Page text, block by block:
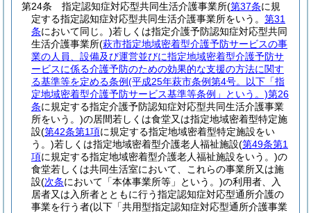
第24条
指定認知症対応型共同生活介護事業所(第37条に規
定する指定認知症対応型共同生活介護事業所をいう。 第31
条において同じ。)若しくは指定介護予防認知症対応型共同
生活介護事業所(萩市指定地域密着型介護予防サービスの事
業の人員、設備及び運営並びに指定地域密着型介護予防サ
ービスに係る介護予防のための効果的な支援の方法に関す
る基準等を定める条例(平成25年萩市条例第4号。以下「指
定地域密着型介護予防サービス基準等条例」という。)第26
条に規定する指定介護予防認知症対応型共同生活介護事業
所をいう。)の居間若しくは食堂又は指定地域密着型特定施
設(第42条第1項に規定する指定地域密着型特定施設をい
う。)若しくは指定地域密着型介護老人福祉施設(第49条第1
項に規定する指定地域密着型介護老人福祉施設をいう。)の
食堂若しくは共同生活室において、これらの事業所又は施
設(次条において「本体事業所等」という。)の利用者、入
居者又は入所者とともに行う指定認知症対応型通所介護の
事業を行う者(以下「共用型指定認知症対応型通所介護事業